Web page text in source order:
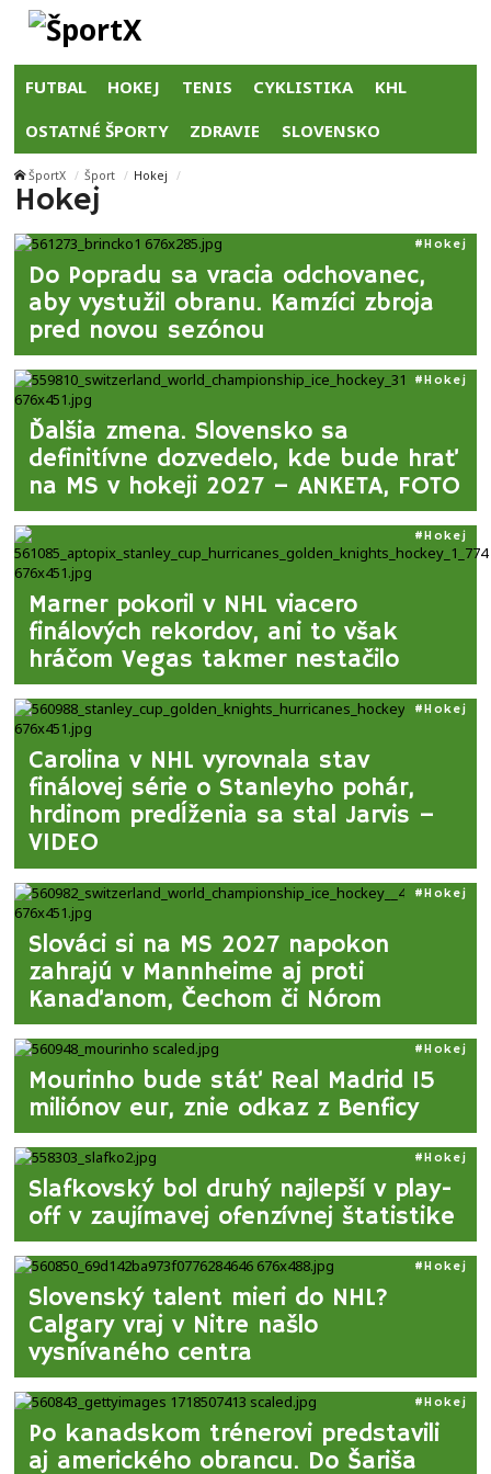
FUTBAL HOKEJ TENIS CYKLISTIKA KHL
OSTATNÉ ŠPORTY ZDRAVIE SLOVENSKO
ŠportX Šport Hokej
Hokej
Do Popradu sa vracia odchovanec,
aby vystužil obranu. Kamzíci zbroja
pred novou sezónou
Hokej
Ďalšia zmena. Slovensko sa
definitívne dozvedelo, kde bude hrať
na MS v hokeji 2027 – ANKETA, FOTO
Hokej
Marner pokoril v NHL viacero
finálových rekordov, ani to však
hráčom Vegas takmer nestačilo
Hokej
Carolina v NHL vyrovnala stav
finálovej série o Stanleyho pohár,
hrdinom predĺženia sa stal Jarvis –
VIDEO
Hokej
Slováci si na MS 2027 napokon
zahrajú v Mannheime aj proti
Kanaďanom, Čechom či Nórom
Hokej
Mourinho bude stáť Real Madrid 15
miliónov eur, znie odkaz z Benficy
Hokej
Slafkovský bol druhý najlepší v play-
off v zaujímavej ofenzívnej štatistike
Hokej
Slovenský talent mieri do NHL?
Calgary vraj v Nitre našlo
vysnívaného centra
Hokej
Po kanadskom trénerovi predstavili
aj amerického obrancu. Do Šariša
Hokej